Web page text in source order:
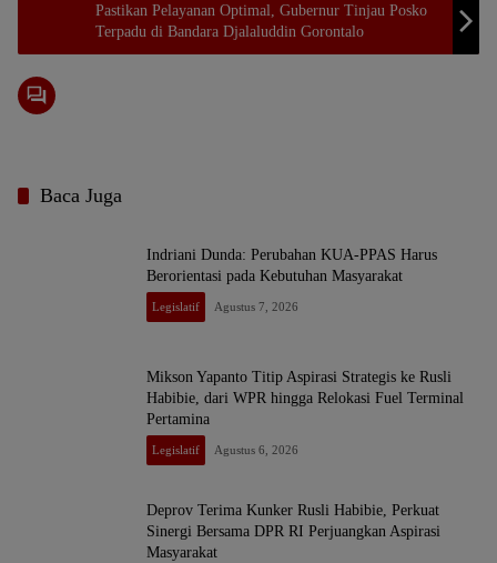
Pastikan Pelayanan Optimal, Gubernur Tinjau Posko
Terpadu di Bandara Djalaluddin Gorontalo
Baca Juga
Indriani Dunda: Perubahan KUA-PPAS Harus
Berorientasi pada Kebutuhan Masyarakat
Legislatif Agustus 7, 2026
Mikson Yapanto Titip Aspirasi Strategis ke Rusli
Habibie, dari WPR hingga Relokasi Fuel Terminal
Pertamina
Legislatif Agustus 6, 2026
Deprov Terima Kunker Rusli Habibie, Perkuat
Sinergi Bersama DPR RI Perjuangkan Aspirasi
Masyarakat